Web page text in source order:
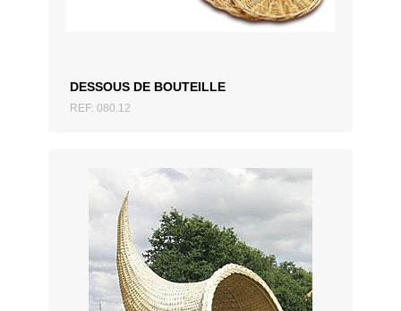
DESSOUS DE BOUTEILLE
REF: 080.12